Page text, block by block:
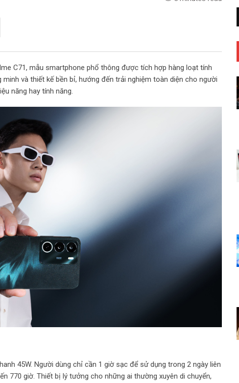
C71, mẫu smartphone phổ thông được tích hợp hàng loạt tính
và thiết kế bền bỉ, hướng đến trải nghiệm toàn diện cho người
năng hay tính năng.
45W. Người dùng chỉ cần 1 giờ sạc để sử dụng trong 2 ngày liên
770 giờ. Thiết bị lý tưởng cho những ai thường xuyên di chuyển,